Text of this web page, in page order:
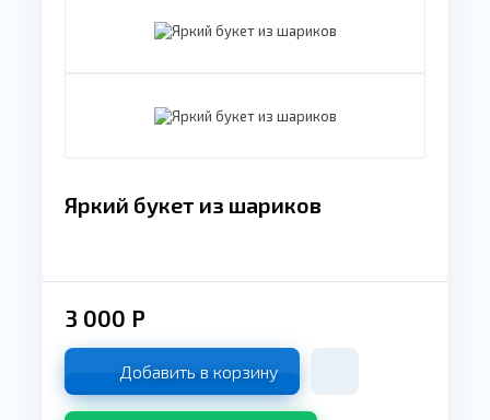
Яркий букет из шариков
3 000 Р
Добавить в корзину